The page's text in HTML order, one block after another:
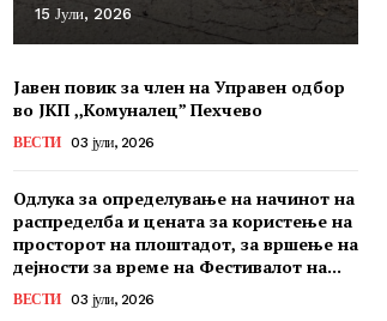
15 Јули, 2026
Јавен повик за член на Управен одбор
во ЈКП ,,Комуналец” Пехчево
ВЕСТИ 03 јули, 2026
Одлука за определување на начинот на
распределба и цената за користење на
просторот на плоштадот, за вршење на
дејности за време на Фестивалот на...
ВЕСТИ 03 јули, 2026